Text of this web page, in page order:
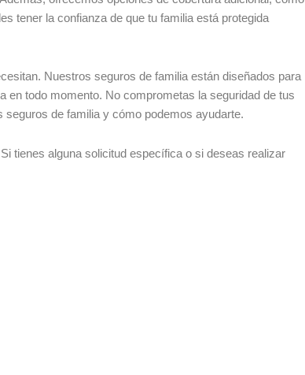
tener la confianza de que tu familia está protegida
Nuestros seguros de familia están diseñados para
en todo momento. No comprometas la seguridad de tus
de familia y cómo podemos ayudarte.
tienes alguna solicitud específica o si deseas realizar